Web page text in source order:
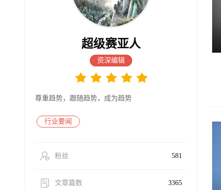
超级赛亚人
资深编辑
尊重趋势，跟随趋势，成为趋势
行业要闻
粉丝 581
文章篇数 3365